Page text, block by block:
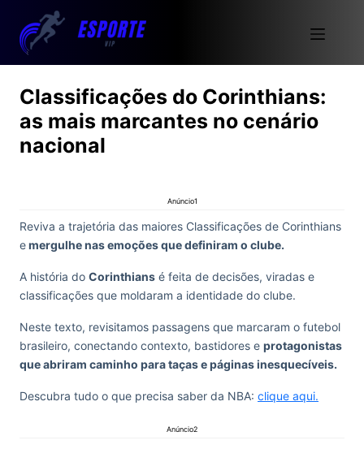
Classificações do Corinthians:
as mais marcantes no cenário
nacional
Anúncio1
Reviva a trajetória das maiores Classificações de Corinthians
emergulhe nas emoções que definiram o clube.
A história do Corinthians é feita de decisões, viradas e
classificações que moldaram a identidade do clube.
Neste texto, revisitamos passagens que marcaram o futebol
brasileiro, conectando contexto, bastidores e protagonistas
que abriram caminho para taças e páginas inesquecíveis.
Descubra tudo o que precisa saber da NBA: clique aqui.
Anúncio2